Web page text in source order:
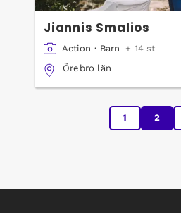
Jiannis Smalios
Action · Barn
+ 14 st
Örebro län
1 2